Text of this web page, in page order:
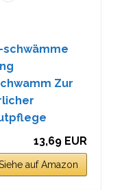
schwämme
Zur
13,69 EUR
auf Amazon